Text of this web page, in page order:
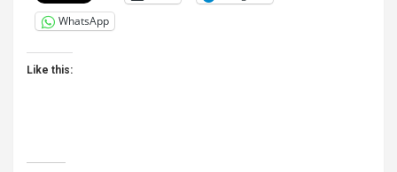
WhatsApp
Like this: